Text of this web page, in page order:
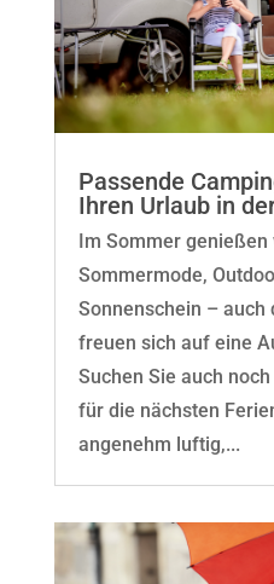
Passende
Ihren Urlaub in
Im Sommer
Sommermode,
Sonnenschein – auch
freuen sich auf eine
Suchen Sie auch
für die nächsten
angenehm luftig,...